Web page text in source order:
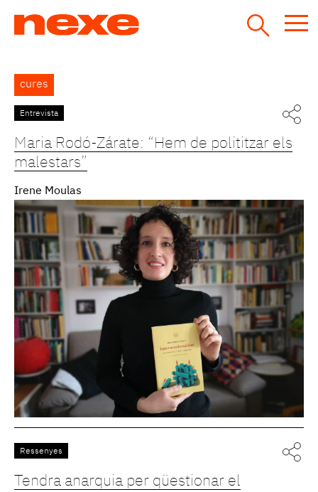
Back
to
top
cures
Entrevista
Maria Rodó-Zárate: “Hem de polititzar els
malestars”
Irene Moulas
Ressenyes
Tendra anarquia per qüestionar el
Pàgines